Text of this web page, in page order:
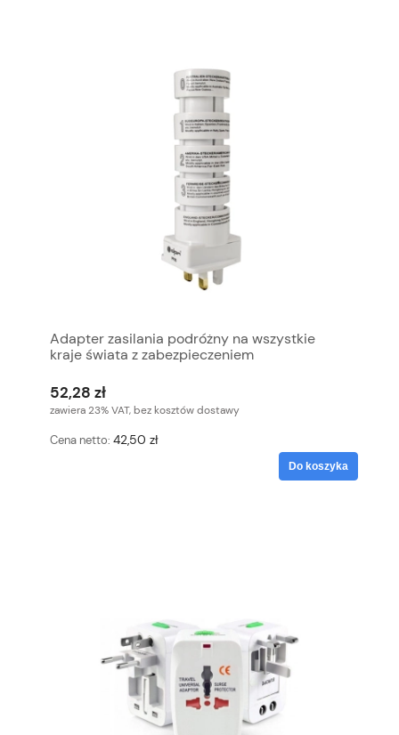
Adapter zasilania podróżny na wszystkie
kraje świata z zabezpieczeniem
52,28 zł
zawiera 23% VAT, bez kosztów dostawy
Cena netto: 42,50 zł
Do koszyka